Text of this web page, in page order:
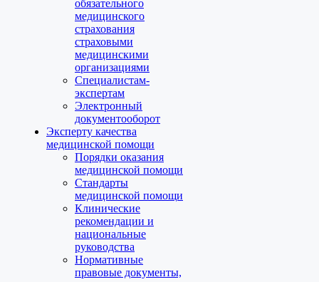
обязательного
медицинского
страхования
страховыми
медицинскими
организациями
Специалистам-
экспертам
Электронный
документооборот
Эксперту качества
медицинской помощи
Порядки оказания
медицинской помощи
Стандарты
медицинской помощи
Клинические
рекомендации и
национальные
руководства
Нормативные
правовые документы,